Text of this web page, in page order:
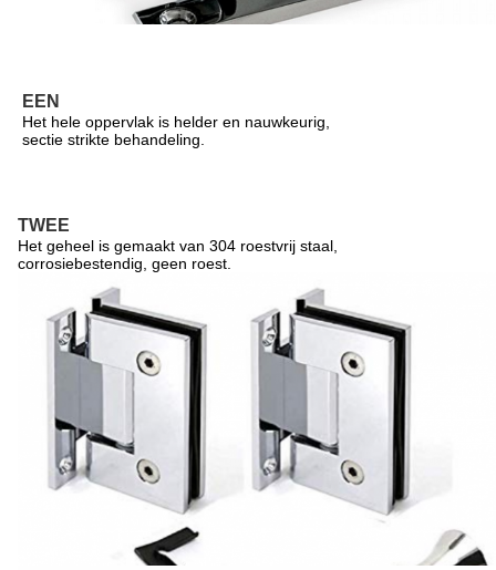
EEN
Het hele oppervlak is helder en nauwkeurig,
sectie strikte behandeling.
TWEE
Het geheel is gemaakt van 304 roestvrij staal,
corrosiebestendig, geen roest.